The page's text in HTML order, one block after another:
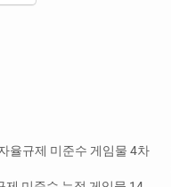
율규제 미준수 게임물 4차